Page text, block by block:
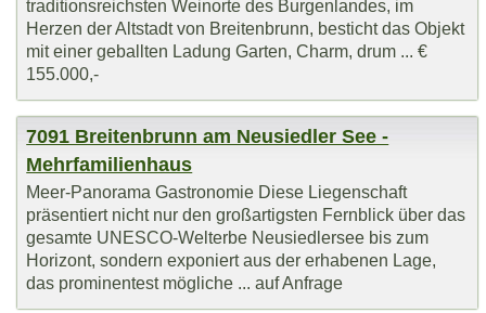
traditionsreichsten Weinorte des Burgenlandes, im
Herzen der Altstadt von Breitenbrunn, besticht das Objekt
mit einer geballten Ladung Garten, Charm, drum ... €
155.000,-
7091 Breitenbrunn am Neusiedler See -
Mehrfamilienhaus
Meer-Panorama Gastronomie Diese Liegenschaft
präsentiert nicht nur den großartigsten Fernblick über das
gesamte UNESCO-Welterbe Neusiedlersee bis zum
Horizont, sondern exponiert aus der erhabenen Lage,
das prominentest mögliche ... auf Anfrage